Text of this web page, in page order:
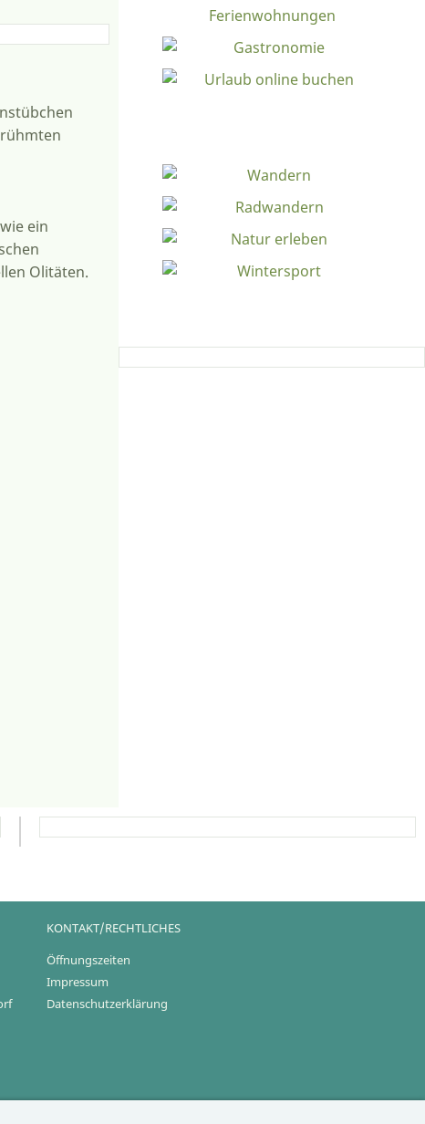
ein
Olitäten.
KONTAKT/RECHTLICHES
Öffnungszeiten
Impressum
Datenschutzerklärung